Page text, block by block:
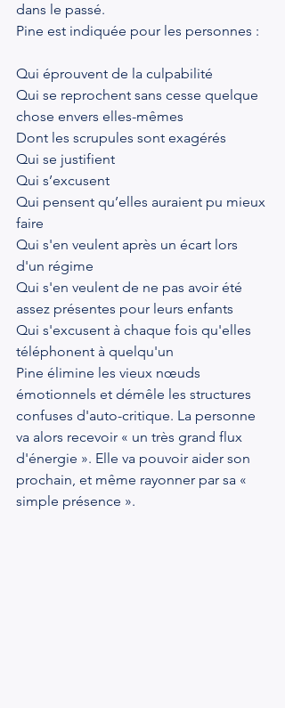
dans le passé.
Pine est indiquée pour les personnes :
Qui éprouvent de la culpabilité
Qui se reprochent sans cesse quelque
chose envers elles-mêmes
Dont les scrupules sont exagérés
Qui se justifient
Qui s’excusent
Qui pensent qu’elles auraient pu mieux
faire
Qui s'en veulent après un écart lors
d'un régime
Qui s'en veulent de ne pas avoir été
assez présentes pour leurs enfants
Qui s'excusent à chaque fois qu'elles
téléphonent à quelqu'un
Pine élimine les vieux nœuds
émotionnels et démêle les structures
confuses d'auto-critique. La personne
va alors recevoir « un très grand flux
d'énergie ». Elle va pouvoir aider son
prochain, et même rayonner par sa «
simple présence ».